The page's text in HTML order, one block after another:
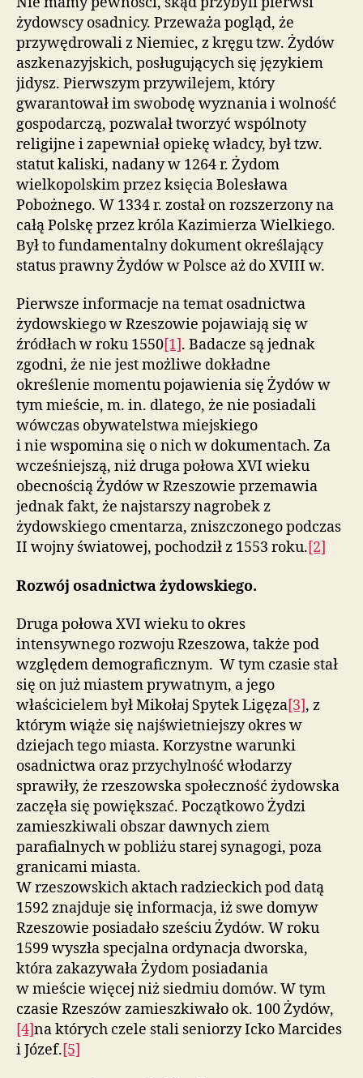
żydowscy osadnicy. Przeważa pogląd, że
przywędrowali z Niemiec, z kręgu tzw. Żydów
aszkenazyjskich, posługujących się językiem
jidysz. Pierwszym przywilejem, który
gwarantował im swobodę wyznania i wolność
gospodarczą, pozwalał tworzyć wspólnoty
religijne i zapewniał opiekę władcy, był tzw.
statut kaliski, nadany w 1264 r. Żydom
wielkopolskim przez księcia Bolesława
Pobożnego. W 1334 r. został on rozszerzony na
całą Polskę przez króla Kazimierza Wielkiego.
Był to fundamentalny dokument określający
status prawny Żydów w Polsce aż do XVIII w.
Pierwsze informacje na temat osadnictwa
żydowskiego w Rzeszowie pojawiają się w
źródłach w roku 1550[1]. Badacze są jednak
zgodni, że nie jest możliwe dokładne
określenie momentu pojawienia się Żydów w
tym mieście, m. in. dlatego, że nie posiadali
wówczas obywatelstwa miejskiego
i nie wspomina się o nich w dokumentach. Za
wcześniejszą, niż druga połowa XVI wieku
obecnością Żydów w Rzeszowie przemawia
jednak fakt, że najstarszy nagrobek z
żydowskiego cmentarza, zniszczonego podczas
II wojny światowej, pochodził z 1553 roku.[2]
Rozwój osadnictwa żydowskiego.
Druga połowa XVI wieku to okres
intensywnego rozwoju Rzeszowa, także pod
względem demograficznym. W tym czasie stał
się on już miastem prywatnym, a jego
właścicielem był Mikołaj Spytek Ligęza[3], z
którym wiąże się najświetniejszy okres w
dziejach tego miasta. Korzystne warunki
osadnictwa oraz przychylność włodarzy
sprawiły, że rzeszowska społeczność żydowska
zaczęła się powiększać. Początkowo Żydzi
zamieszkiwali obszar dawnych ziem
parafialnych w pobliżu starej synagogi, poza
granicami miasta.
W rzeszowskich aktach radzieckich pod datą
1592 znajduje się informacja, iż swe domyw
Rzeszowie posiadało sześciu Żydów. W roku
1599 wyszła specjalna ordynacja dworska,
która zakazywała Żydom posiadania
w mieście więcej niż siedmiu domów. W tym
czasie Rzeszów zamieszkiwało ok. 100 Żydów,
[4]na których czele stali seniorzy Icko Marcides
i Józef.[5]